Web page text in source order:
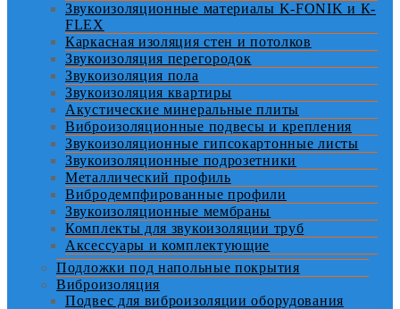
Звукоизоляционные материалы K-FONIK и К-
FLEX
Каркасная изоляция стен и потолков
Звукоизоляция перегородок
Звукоизоляция пола
Звукоизоляция квартиры
Акустические минеральные плиты
Виброизоляционные подвесы и крепления
Звукоизоляционные гипсокартонные листы
Звукоизоляционные подрозетники
Металлический профиль
Вибродемпфированные профили
Звукоизоляционные мембраны
Комплекты для звукоизоляции труб
Аксессуары и комплектующие
Подложки под напольные покрытия
Виброизоляция
Подвес для виброизоляции оборудования